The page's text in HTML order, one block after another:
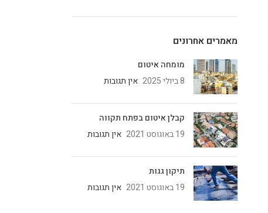
מאמרים אחרונים
מומחה איטום
8 ביולי 2025
אין תגובות
קבלן איטום בפתח תקווה
19 באוגוסט 2021
אין תגובות
תיקון גגות
19 באוגוסט 2021
אין תגובות